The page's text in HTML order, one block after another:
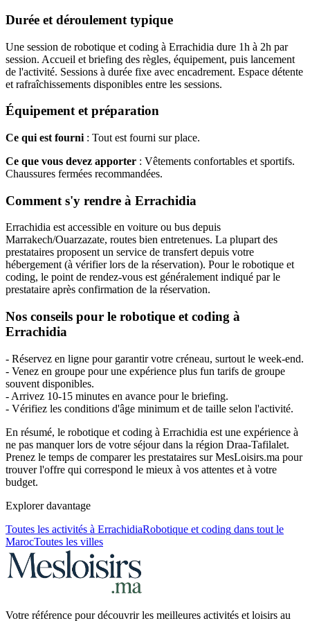
Durée et déroulement typique
Une session de robotique et coding à Errachidia dure 1h à 2h par
session. Accueil et briefing des règles, équipement, puis lancement
de l'activité. Sessions à durée fixe avec encadrement. Espace détente
et rafraîchissements disponibles entre les sessions.
Équipement et préparation
Ce qui est fourni : Tout est fourni sur place.
Ce que vous devez apporter : Vêtements confortables et sportifs.
Chaussures fermées recommandées.
Comment s'y rendre à Errachidia
Errachidia est accessible en voiture ou bus depuis
Marrakech/Ouarzazate, routes bien entretenues. La plupart des
prestataires proposent un service de transfert depuis votre
hébergement (à vérifier lors de la réservation). Pour le robotique et
coding, le point de rendez-vous est généralement indiqué par le
prestataire après confirmation de la réservation.
Nos conseils pour le robotique et coding à
Errachidia
- Réservez en ligne pour garantir votre créneau, surtout le week-end.
- Venez en groupe pour une expérience plus fun tarifs de groupe
souvent disponibles.
- Arrivez 10-15 minutes en avance pour le briefing.
- Vérifiez les conditions d'âge minimum et de taille selon l'activité.
En résumé, le robotique et coding à Errachidia est une expérience à
ne pas manquer lors de votre séjour dans la région Draa-Tafilalet.
Prenez le temps de comparer les prestataires sur MesLoisirs.ma pour
trouver l'offre qui correspond le mieux à vos attentes et à votre
budget.
Explorer davantage
Toutes les activités à ErrachidiaRobotique et coding dans tout le
MarocToutes les villes
Votre référence pour découvrir les meilleures activités et loisirs au